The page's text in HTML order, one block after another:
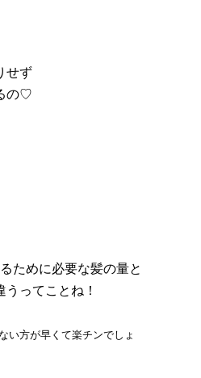
せず
の♡
ために必要な髪の量と
ってことね！
い方が早くて楽チンでしょ